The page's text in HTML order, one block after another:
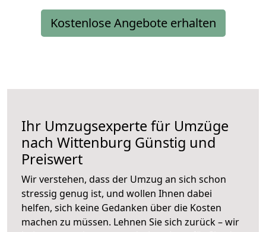
Kostenlose Angebote erhalten
Ihr Umzugsexperte für Umzüge
nach Wittenburg Günstig und
Preiswert
Wir verstehen, dass der Umzug an sich schon
stressig genug ist, und wollen Ihnen dabei
helfen, sich keine Gedanken über die Kosten
machen zu müssen. Lehnen Sie sich zurück – wir